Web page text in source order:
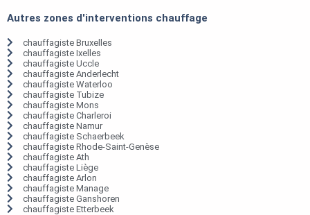
Autres zones d'interventions chauffage
chauffagiste Bruxelles
chauffagiste Ixelles
chauffagiste Uccle
chauffagiste Anderlecht
chauffagiste Waterloo
chauffagiste Tubize
chauffagiste Mons
chauffagiste Charleroi
chauffagiste Namur
chauffagiste Schaerbeek
chauffagiste Rhode-Saint-Genèse
chauffagiste Ath
chauffagiste Liège
chauffagiste Arlon
chauffagiste Manage
chauffagiste Ganshoren
chauffagiste Etterbeek